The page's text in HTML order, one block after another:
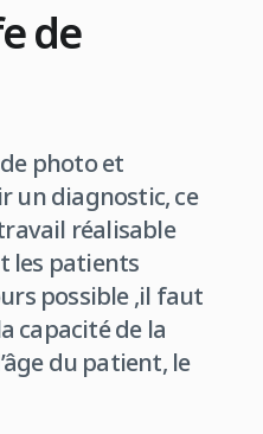
de
photo et
un diagnostic, ce
réalisable
les patients
possible ,il faut
capacité de la
du patient, le